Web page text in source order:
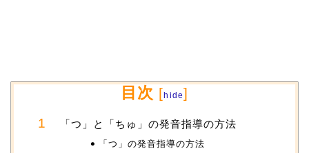
目次 [hide]
「つ」と「ちゅ」の発音指導の方法
「つ」の発音指導の方法